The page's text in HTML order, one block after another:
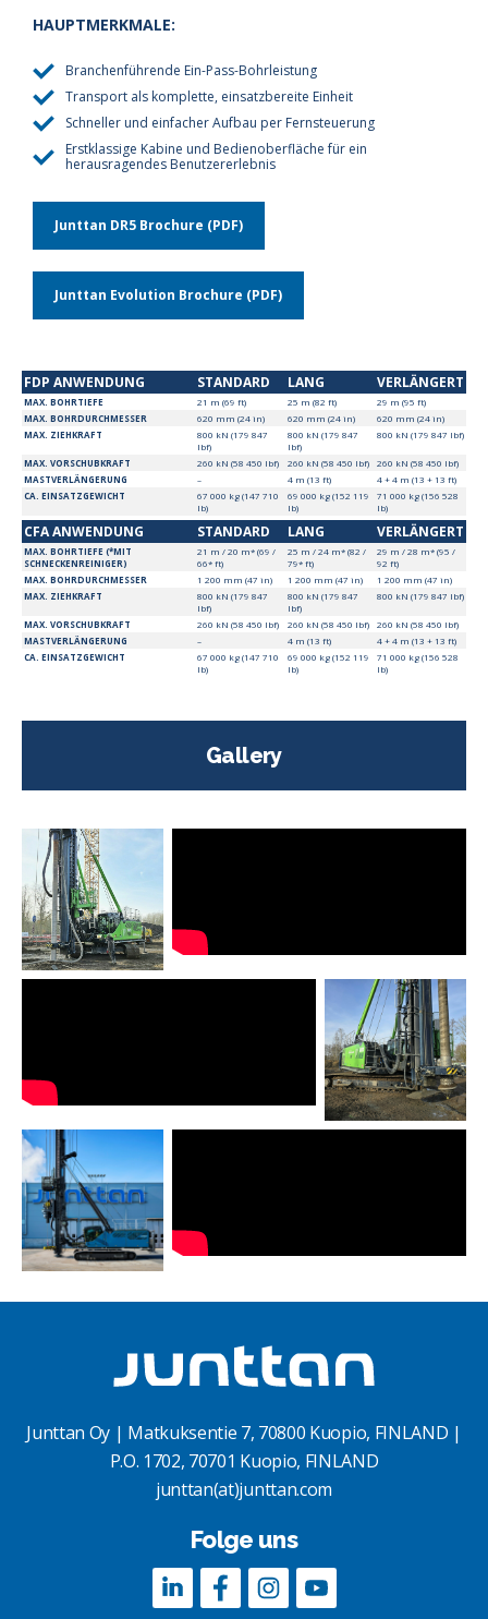
HAUPTMERKMALE:
Branchenführende Ein-Pass-Bohrleistung
Transport als komplette, einsatzbereite Einheit
Schneller und einfacher Aufbau per Fernsteuerung
Erstklassige Kabine und Bedienoberfläche für ein
herausragendes Benutzererlebnis
Junttan DR5 Brochure (PDF)
Junttan Evolution Brochure (PDF)
FDP ANWENDUNG STANDARD LANG VERLÄNGERT
MAX. BOHRTIEFE 21 m (69 ft) 25 m (82 ft)
29 m (95 ft)
MAX. BOHRDURCHMESSER
620 mm (24 in) 620 mm (24 in)
620 mm (24 in)
MAX. ZIEHKRAFT
800 kN (179 847
lbf)
800 kN (179 847
lbf)
800 kN (179 847 lbf)
MAX. VORSCHUBKRAFT 260 kN (58 450 lbf) 260 kN (58 450 lbf)
260 kN (58 450 lbf)
MASTVERLÄNGERUNG
– 4 m (13 ft)
4 + 4 m (13 + 13 ft)
CA. EINSATZGEWICHT
67 000 kg (147 710
lb)
69 000 kg (152 119
lb)
71 000 kg (156 528
lb)
CFA ANWENDUNG STANDARD LANG VERLÄNGERT
MAX. BOHRTIEFE (*MIT
SCHNECKENREINIGER)
21 m / 20 m* (69 /
66* ft)
25 m / 24 m* (82 /
79* ft)
29 m / 28 m* (95 /
92 ft)
MAX. BOHRDURCHMESSER
1 200 mm (47 in) 1 200 mm (47 in)
1 200 mm (47 in)
MAX. ZIEHKRAFT
800 kN (179 847
lbf)
800 kN (179 847
lbf)
800 kN (179 847 lbf)
MAX. VORSCHUBKRAFT 260 kN (58 450 lbf) 260 kN (58 450 lbf)
260 kN (58 450 lbf)
MASTVERLÄNGERUNG
– 4 m (13 ft)
4 + 4 m (13 + 13 ft)
CA. EINSATZGEWICHT
67 000 kg (147 710
lb)
69 000 kg (152 119
lb)
71 000 kg (156 528
lb)
Gallery
Junttan Oy | Matkuksentie 7, 70800 Kuopio, FINLAND |
P.O. 1702, 70701 Kuopio, FINLAND
junttan(at)junttan.com
Folge uns